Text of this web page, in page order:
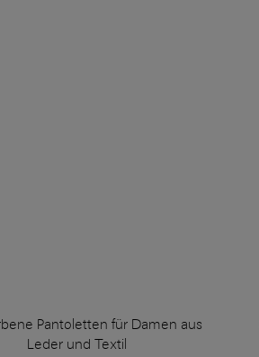
Pantoletten für Damen aus
Leder und Textil